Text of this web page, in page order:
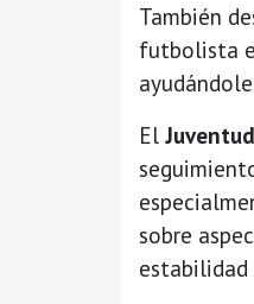
También
futbolista
El
sobre
estabilidad